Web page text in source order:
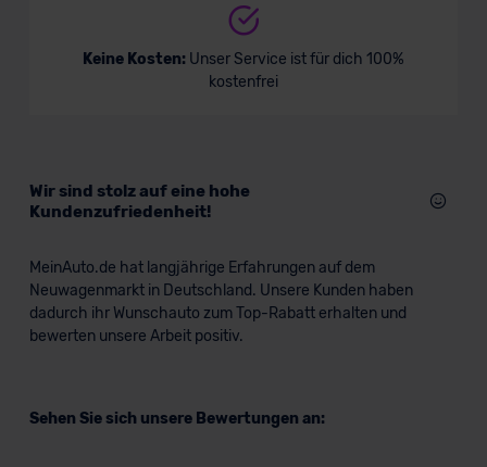
Keine Kosten: Unser Service ist für dich 100%
kostenfrei
Wir sind stolz auf eine hohe
Kundenzufriedenheit!
MeinAuto.de hat langjährige Erfahrungen auf dem
Neuwagenmarkt in Deutschland. Unsere Kunden haben
dadurch ihr Wunschauto zum Top-Rabatt erhalten und
bewerten unsere Arbeit positiv.
Sehen Sie sich unsere Bewertungen an: